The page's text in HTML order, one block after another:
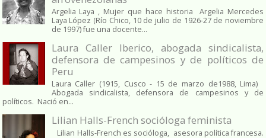
Argelia Laya , Mujer que hace historia Argelia Mercedes
Laya López (Río Chico, 10 de julio de 1926-27 de noviembre
de 1997) fue una docente...
Laura Caller Iberico, abogada sindicalista,
defensora de campesinos y de políticos de
Peru
Laura Caller (1915, Cusco - 15 de marzo de1988, Lima)
Abogada sindicalista, defensora de campesinos y de
políticos. Nació en...
Lilian Halls-French socióloga feminista
Lilian Halls-French es socióloga, asesora política francesa.